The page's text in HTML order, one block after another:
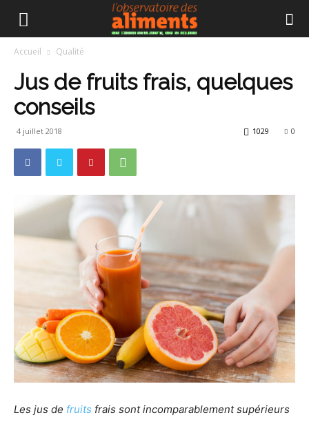
Accueil Qualité
Jus de fruits frais, quelques
conseils
4 juillet 2018 0
1029
Les jus de fruits frais sont incomparablement supérieurs